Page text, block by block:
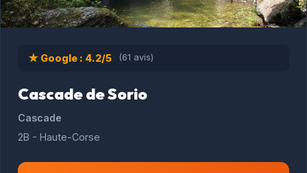
★ Google : 4.2/5 (61 avis)
Cascade de Sorio
Cascade
2B - Haute-Corse